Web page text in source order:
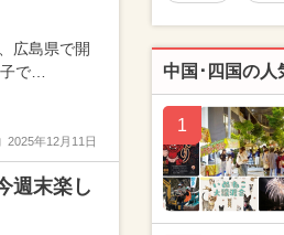
広島県で開
で…
2025年12月11日
週末楽し
中国･四国の
1